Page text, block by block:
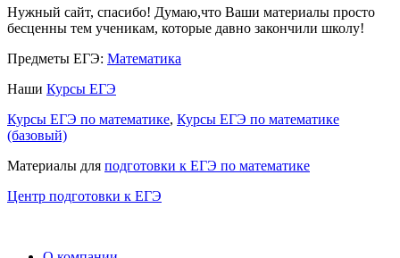
Нужный сайт, спасибо! Думаю,что Ваши материалы просто
бесценны тем ученикам, которые давно закончили школу!
Предметы ЕГЭ: Математика
Наши Курсы ЕГЭ
Курсы ЕГЭ по математике, Курсы ЕГЭ по математике
(базовый)
Материалы для подготовки к ЕГЭ по математике
Центр подготовки к ЕГЭ